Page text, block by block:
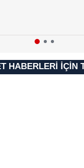
HABERLERİ İÇİN